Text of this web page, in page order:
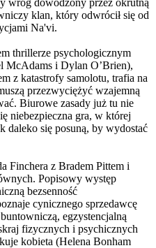
wróg dowodzony przez okrutną
klan, który odwrócił się od
Na'vi.
thrillerze psychologicznym
McAdams i Dylan O’Brien),
z katastrofy samolotu, trafia na
przezwyciężyć wzajemną
Biurowe zasady już tu nie
niebezpieczna gra, w której
daleko się posuną, by wydostać
Finchera z Bradem Pittem i
Popisowy występ
bezsenność
cynicznego sprzedawcę
egzystencjalną
fizycznych i psychicznych
kobieta (Helena Bonham